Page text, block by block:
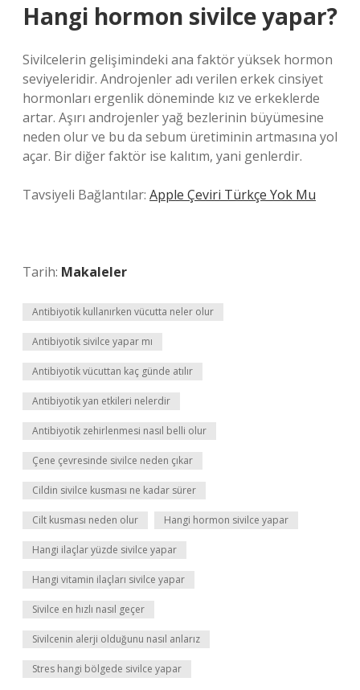
Hangi hormon sivilce yapar?
Sivilcelerin gelişimindeki ana faktör yüksek hormon
seviyeleridir. Androjenler adı verilen erkek cinsiyet
hormonları ergenlik döneminde kız ve erkeklerde
artar. Aşırı androjenler yağ bezlerinin büyümesine
neden olur ve bu da sebum üretiminin artmasına yol
açar. Bir diğer faktör ise kalıtım, yani genlerdir.
Tavsiyeli Bağlantılar: Apple Çeviri Türkçe Yok Mu
Tarih: Makaleler
Antibiyotik kullanırken vücutta neler olur
Antibiyotik sivilce yapar mı
Antibiyotik vücuttan kaç günde atılır
Antibiyotik yan etkileri nelerdir
Antibiyotik zehirlenmesi nasıl belli olur
Çene çevresinde sivilce neden çıkar
Cildin sivilce kusması ne kadar sürer
Cilt kusması neden olur Hangi hormon sivilce yapar
Hangi ilaçlar yüzde sivilce yapar
Hangi vitamin ilaçları sivilce yapar
Sivilce en hızlı nasıl geçer
Sivilcenin alerji olduğunu nasıl anlarız
Stres hangi bölgede sivilce yapar